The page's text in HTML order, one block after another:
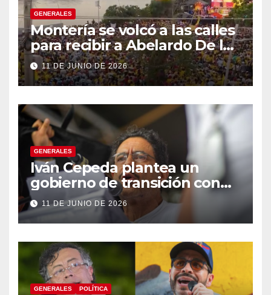
GENERALES
Montería se volcó a las calles
para recibir a Abelardo De la
Espriella
11 DE JUNIO DE 2026
GENERALES
Iván Cepeda plantea un
gobierno de transición con
énfasis en el empalme
institucional y una eventual
constituyente
11 DE JUNIO DE 2026
GENERALES POLÍTICA